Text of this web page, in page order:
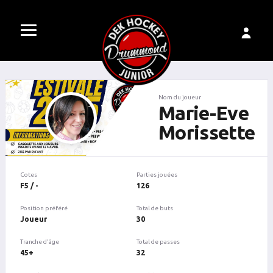
Nom du joueur
Marie-Eve
Morissette
Cotes
F5 / -
Position préféré
Joueur
Tranche d'âge
45+
Parties jouées
126
Total de buts
30
Total de passes
32